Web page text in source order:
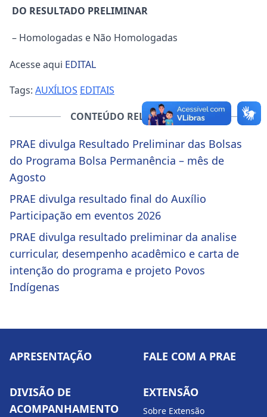
DO RESULTADO PRELIMINAR
– Homologadas e Não Homologadas
Acesse aqui EDITAL
Tags: AUXÍLIOS EDITAIS
CONTEÚDO RELACIONADO
PRAE divulga Resultado Preliminar das Bolsas
do Programa Bolsa Permanência – mês de
Agosto
PRAE divulga resultado final do Auxílio
Participação em eventos 2026
PRAE divulga resultado preliminar da analise
curricular, desempenho acadêmico e carta de
intenção do programa e projeto Povos
Indígenas
APRESENTAÇÃO FALE COM A PRAE
DIVISÃO DE
ACOMPANHAMENTO
EXTENSÃO
Sobre Extensão